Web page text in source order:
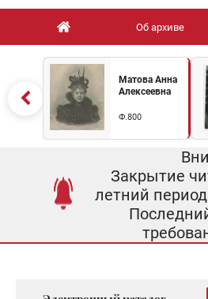
Об архиве
Матова Анна
Алексеевна
Ф.800
Закрытие
летний период